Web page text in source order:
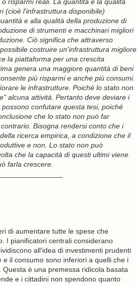
(cioè l'infrastruttura disponibile)
e alla qualità della produzione di
di strumenti e macchinari migliori
Ciò significa che attraverso
costruire un'infrastruttura migliore
la piattaforma per una crescita
genera una maggiore quantità di beni
più risparmi e anche più consumi.
le infrastrutture. Poiché lo stato non
alcuna attività. Pertanto deve deviare i
confutare questa tesi, poiché
che lo stato non può far
Bisogna rendersi conto che i
ricerca empirica, a condizione che il
e non. Lo stato non può
che la capacità di questi ultimi viene
farla crescere.
di aumentare tutte le spese che
I pianificatori centrali considerano
all'idea di investimenti prudenti
il consumo sono inferiori a quelli che i
è una premessa ridicola basata
e i cittadini non spendono quanto